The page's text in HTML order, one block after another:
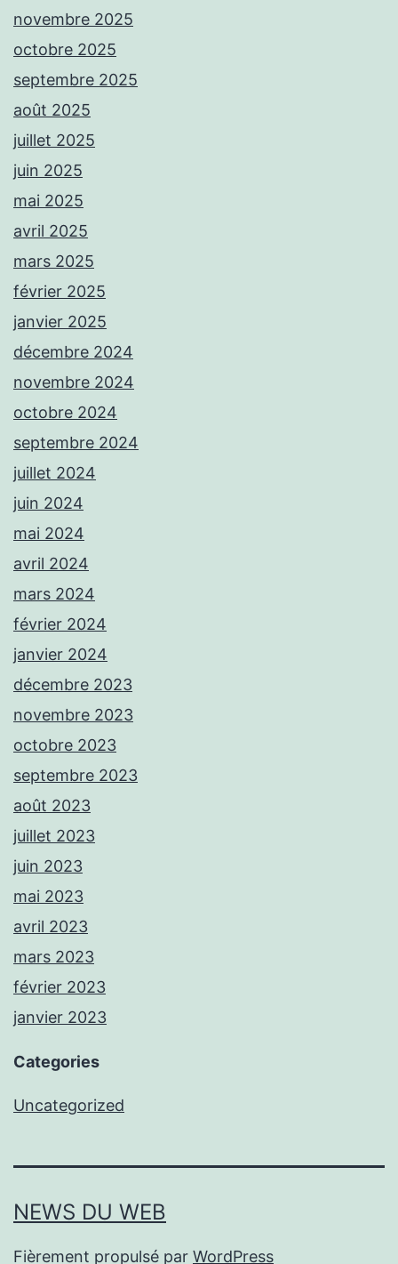
novembre 2025
octobre 2025
septembre 2025
août 2025
juillet 2025
juin 2025
mai 2025
avril 2025
mars 2025
février 2025
janvier 2025
décembre 2024
novembre 2024
octobre 2024
septembre 2024
juillet 2024
juin 2024
mai 2024
avril 2024
mars 2024
février 2024
janvier 2024
décembre 2023
novembre 2023
octobre 2023
septembre 2023
août 2023
juillet 2023
juin 2023
mai 2023
avril 2023
mars 2023
février 2023
janvier 2023
Categories
Uncategorized
NEWS DU WEB
Fièrement propulsé par WordPress